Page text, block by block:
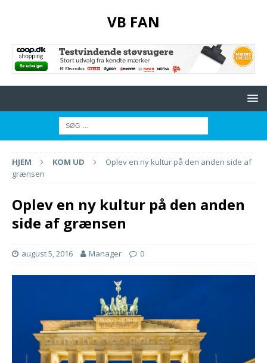
VB FAN
HJEM KOM UD
Oplev en ny kultur på den anden side af
grænsen
Oplev en ny kultur på den anden
side af grænsen
august 5, 2016 Manager 0